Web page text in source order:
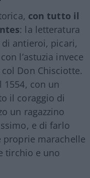
con tutto il
: la letteratura
antieroi, picari,
l’astuzia invece
Don Chisciotte.
1554, con un
il coraggio di
un ragazzino
e di farlo
proprie marachelle
tirchio e uno